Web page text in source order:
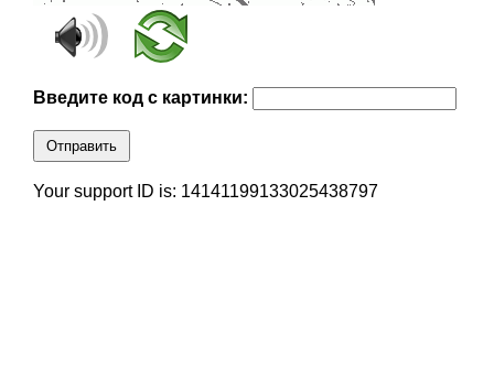
Введите код с картинки:
Отправить
Your support ID is: 14141199133025438797